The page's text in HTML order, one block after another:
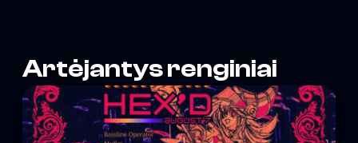
Artėjantys renginiai